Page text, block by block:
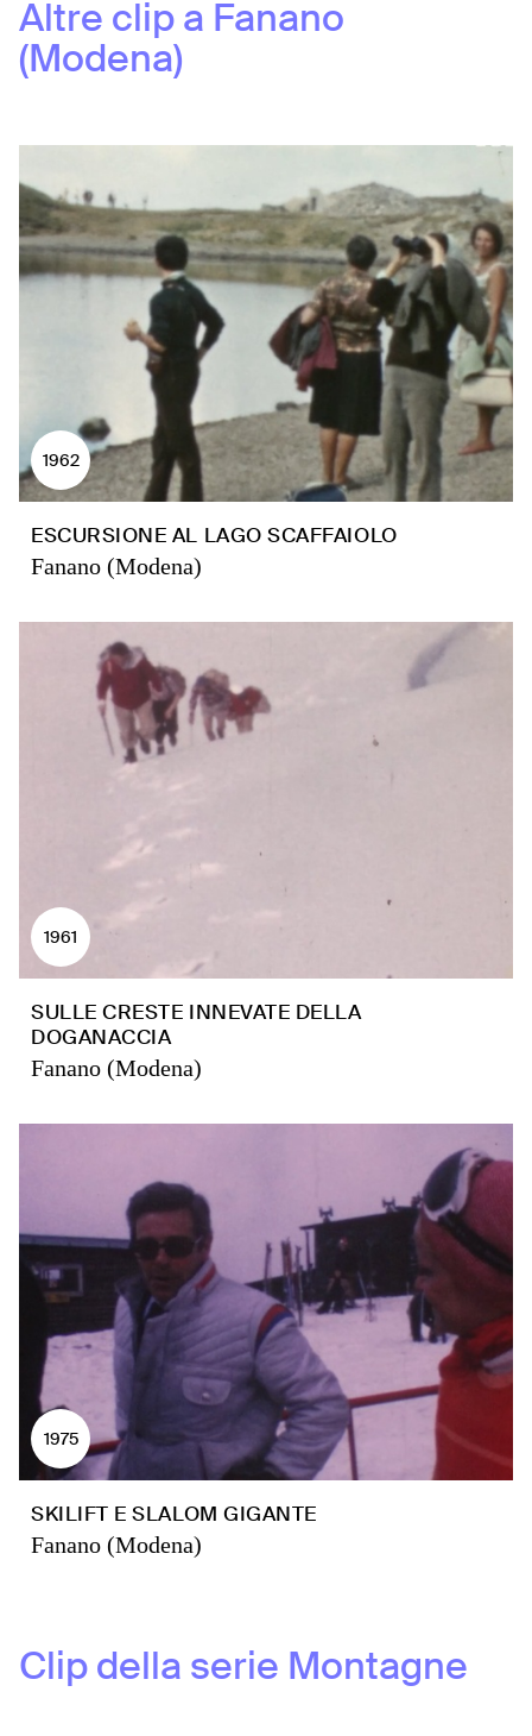
Altre clip a Fanano
(Modena)
1962
ESCURSIONE AL LAGO SCAFFAIOLO
Fanano (Modena)
1961
SULLE CRESTE INNEVATE DELLA
DOGANACCIA
Fanano (Modena)
1975
SKILIFT E SLALOM GIGANTE
Fanano (Modena)
Clip della serie Montagne